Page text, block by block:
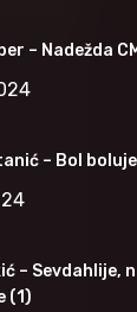
– Nadežda
– Bol
– Sevdahlije,
(1)